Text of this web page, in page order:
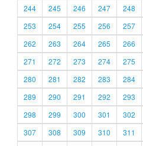
244
245 246 247 248
253
254 255 256 257
262
263 264 265 266
271
272 273 274 275
280
281 282 283 284
289
290 291 292 293
298
299 300 301 302
307
308 309 310 311